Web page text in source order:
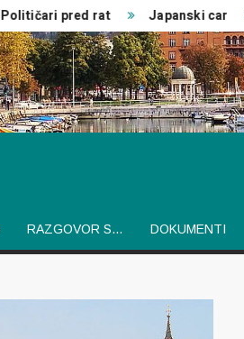
pred rat Japanski car
RAZGOVOR S… DOKUMENTI